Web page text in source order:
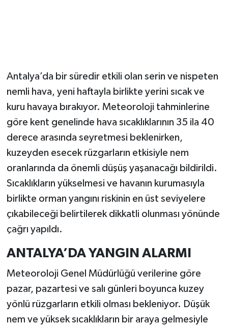
Antalya’da bir süredir etkili olan serin ve nispeten
nemli hava, yeni haftayla birlikte yerini sıcak ve
kuru havaya bırakıyor. Meteoroloji tahminlerine
göre kent genelinde hava sıcaklıklarının 35 ila 40
derece arasında seyretmesi beklenirken,
kuzeyden esecek rüzgarların etkisiyle nem
oranlarında da önemli düşüş yaşanacağı bildirildi.
Sıcaklıkların yükselmesi ve havanın kurumasıyla
birlikte orman yangını riskinin en üst seviyelere
çıkabileceği belirtilerek dikkatli olunması yönünde
çağrı yapıldı.
ANTALYA’DA YANGIN ALARMI
Meteoroloji Genel Müdürlüğü verilerine göre
pazar, pazartesi ve salı günleri boyunca kuzey
yönlü rüzgarların etkili olması bekleniyor. Düşük
nem ve yüksek sıcaklıkların bir araya gelmesiyle